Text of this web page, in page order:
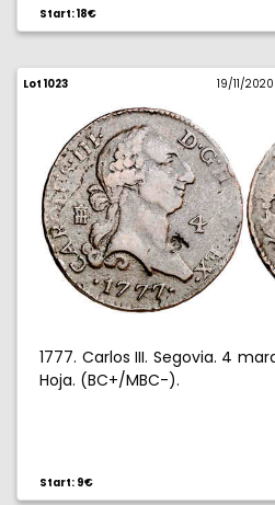
Start: 18€
Lot 1023 19/11/2020
1777. Carlos III. Segovia. 4
Hoja. (BC+/MBC-).
Start: 9€